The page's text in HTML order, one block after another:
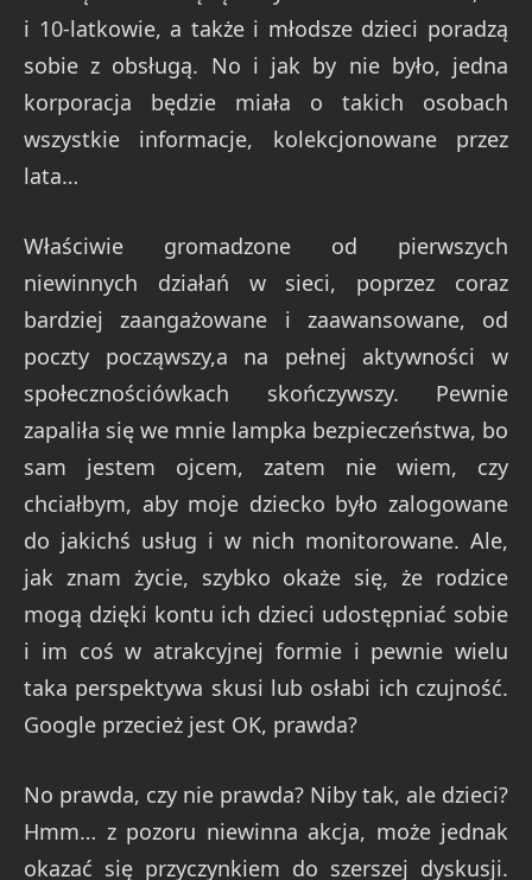
i 10-latkowie, a także i młodsze dzieci poradzą
sobie z obsługą. No i jak by nie było, jedna
korporacja będzie miała o takich osobach
wszystkie informacje, kolekcjonowane przez
lata…
Właściwie gromadzone od pierwszych
niewinnych działań w sieci, poprzez coraz
bardziej zaangażowane i zaawansowane, od
poczty począwszy,a na pełnej aktywności w
społecznościówkach skończywszy. Pewnie
zapaliła się we mnie lampka bezpieczeństwa, bo
sam jestem ojcem, zatem nie wiem, czy
chciałbym, aby moje dziecko było zalogowane
do jakichś usług i w nich monitorowane. Ale,
jak znam życie, szybko okaże się, że rodzice
mogą dzięki kontu ich dzieci udostępniać sobie
i im coś w atrakcyjnej formie i pewnie wielu
taka perspektywa skusi lub osłabi ich czujność.
Google przecież jest OK, prawda?
No prawda, czy nie prawda? Niby tak, ale dzieci?
Hmm… z pozoru niewinna akcja, może jednak
okazać się przyczynkiem do szerszej dyskusji.